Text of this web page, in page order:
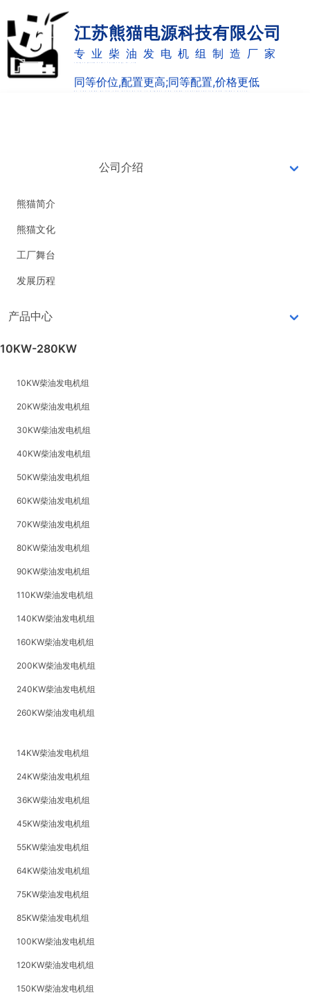
江苏熊猫电源科技有限公司
专业柴油发电机组制造厂家
同等价位,配置更高;同等配置,价格更低
公司介绍
熊猫简介
熊猫文化
工厂舞台
发展历程
产品中心
10KW-280KW
10KW柴油发电机组
20KW柴油发电机组
30KW柴油发电机组
40KW柴油发电机组
50KW柴油发电机组
60KW柴油发电机组
70KW柴油发电机组
80KW柴油发电机组
90KW柴油发电机组
110KW柴油发电机组
140KW柴油发电机组
160KW柴油发电机组
200KW柴油发电机组
240KW柴油发电机组
260KW柴油发电机组
14KW柴油发电机组
24KW柴油发电机组
36KW柴油发电机组
45KW柴油发电机组
55KW柴油发电机组
64KW柴油发电机组
75KW柴油发电机组
85KW柴油发电机组
100KW柴油发电机组
120KW柴油发电机组
150KW柴油发电机组